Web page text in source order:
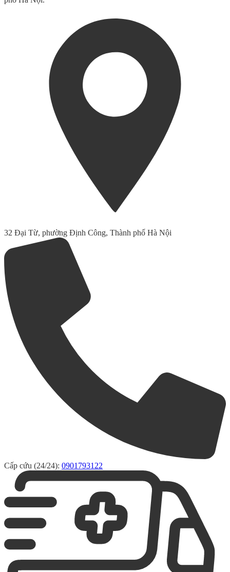
32 Đại Từ, phường Định Công, Thành phố Hà Nội
Cấp cứu (24/24): 0901793122